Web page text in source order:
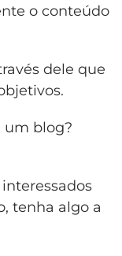
o conteúdo
dele que
um blog?
tenha algo a